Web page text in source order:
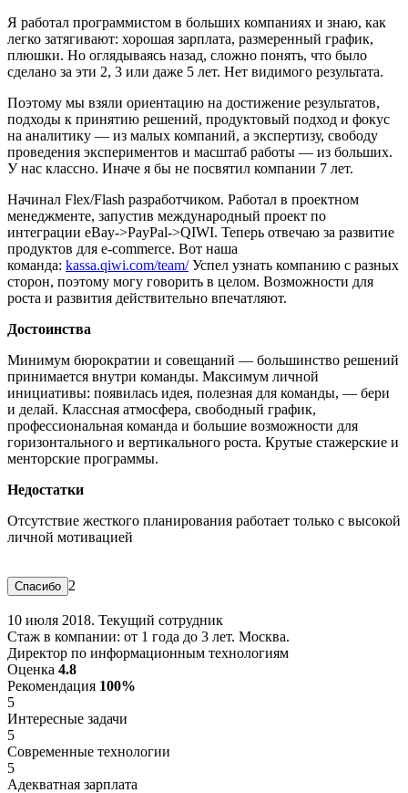
Я работал программистом в больших компаниях и знаю, как
легко затягивают: хорошая зарплата, размеренный график,
плюшки. Но оглядываясь назад, сложно понять, что было
сделано за эти 2, 3 или даже 5 лет. Нет видимого результата.
Поэтому мы взяли ориентацию на достижение результатов,
подходы к принятию решений, продуктовый подход и фокус
на аналитику — из малых компаний, а экспертизу, свободу
проведения экспериментов и масштаб работы — из больших.
У нас классно. Иначе я бы не посвятил компании 7 лет.
Начинал Flex/Flash разработчиком. Работал в проектном
менеджменте, запустив международный проект по
интеграции eBay->PayPal->QIWI. Теперь отвечаю за развитие
продуктов для e-commerce. Вот наша
команда: kassa.qiwi.com/team/Успел узнать компанию с разных
сторон, поэтому могу говорить в целом. Возможности для
роста и развития действительно впечатляют.
Достоинства
Минимум бюрократии и совещаний — большинство решений
принимается внутри команды. Максимум личной
инициативы: появилась идея, полезная для команды, — бери
и делай. Классная атмосфера, свободный график,
профессиональная команда и большие возможности для
горизонтального и вертикального роста. Крутые стажерские и
менторские программы.
Недостатки
Отсутствие жесткого планирования работает только с высокой
личной мотивацией
2
10 июля 2018. Текущий сотрудник
Стаж в компании: от 1 года до 3 лет. Москва.
Директор по информационным технологиям
Оценка 4.8
Рекомендация 100%
5
Интересные задачи
5
Современные технологии
5
Адекватная зарплата